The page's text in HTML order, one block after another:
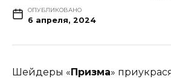
ОПУБЛИКОВАНО
6 апреля, 2024
Шейдеры «Призма»